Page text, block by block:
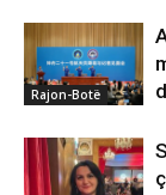
Rajon-Botë